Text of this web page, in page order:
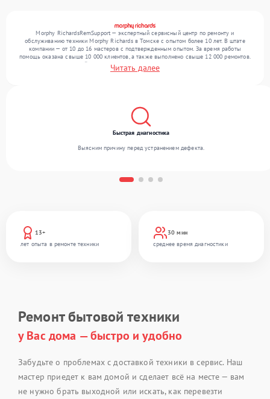
Morphy RichardsRemSupport — экспертный сервисный центр по ремонту и
обслуживанию техники Morphy Richards в Томске с опытом более 10 лет. В штате
компании — от 10 до 16 мастеров с подтвержденным опытом. За время работы
помощь оказана свыше 10 000 клиентов, а также выполнено свыше 12 000 ремонтов.
Ежемесячно в сервисный центр поступает свыше 300 единиц техники, включая , , . Мы
беремся за задачи любой сложности и обеспечиваем надежный результат благодаря
Читать далее
13+
лет опыта в ремонте техники
30 мин
среднее время диагностики
Быстрая диагностика
Выясним причину перед устранением дефекта.
Ремонт бытовой техники
у Вас дома — быстро и удобно
Забудьте о проблемах с доставкой техники в сервис. Наш
мастер приедет к вам домой и сделает всё на месте — вам
не нужно брать выходной или искать, как перевезти